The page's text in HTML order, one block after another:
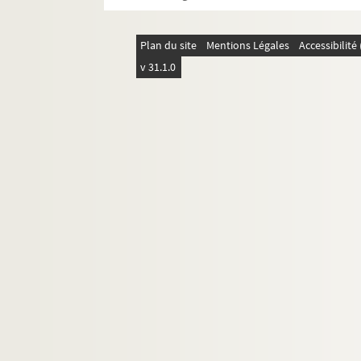
Voyages à l'étranger : Iran
Voyages à l'étranger : Irlande
Voyages à l'étranger : Italie
Plan du site Mentions Légales
v 31.1.0